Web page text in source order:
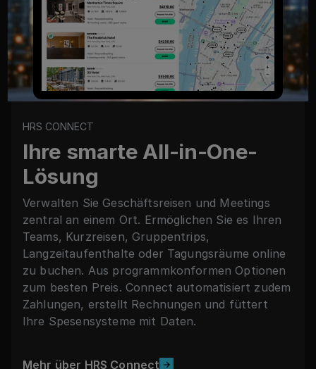
HRS CONNECT
Ihre smarte All-in-One-
Lösung
Verwalten Sie Geschäftsreisen und Meetings
zentral an einem Ort. Ermöglichen Sie es Ihren
Teams, Kurzreisen, Gruppentrips,
Langzeitaufenthalte oder Tagungsräume online
zu buchen. Aus programmkonformen Optionen
zum besten Preis. Connect automatisiert zudem
Zahlungen, erstellt Rechnungen und füttert
Ihre Spesensysteme mit Daten.
Mehr über HRS Connect